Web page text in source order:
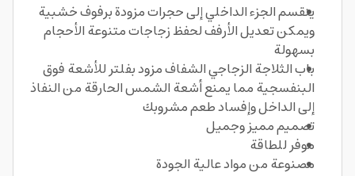
ينقسم الجزء الداخلي إلى حجرات مزودة برفوف خشبية
ويمكن تعديل الأرفف لحفظ زجاجات متنوعة الأحجام
بسهولة
باب الثلاجة الزجاجي الشفاف مزود بفلتر للأشعة فوق
البنفسجية مما يمنع أشعة الشمس الحارقة من النفاذ
إلى الداخل وإفساد طعم مشروبك
تصميم مميز وجميل
موفر للطاقة
مصنوعة من مواد عالية الجودة